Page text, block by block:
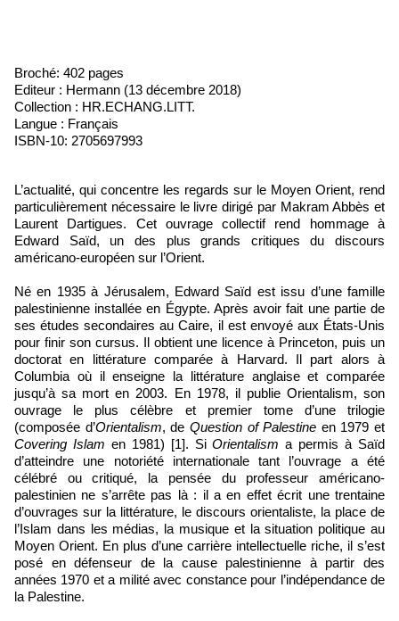
Broché: 402 pages
Editeur : Hermann (13 décembre 2018)
Collection : HR.ECHANG.LITT.
Langue : Français
ISBN-10: 2705697993
L’actualité, qui concentre les regards sur le Moyen Orient, rend
particulièrement nécessaire le livre dirigé par Makram Abbès et
Laurent Dartigues. Cet ouvrage collectif rend hommage à
Edward Saïd, un des plus grands critiques du discours
américano-européen sur l’Orient.
Né en 1935 à Jérusalem, Edward Saïd est issu d’une famille
palestinienne installée en Égypte. Après avoir fait une partie de
ses études secondaires au Caire, il est envoyé aux États-Unis
pour finir son cursus. Il obtient une licence à Princeton, puis un
doctorat en littérature comparée à Harvard. Il part alors à
Columbia où il enseigne la littérature anglaise et comparée
jusqu’à sa mort en 2003. En 1978, il publie Orientalism, son
ouvrage le plus célèbre et premier tome d’une trilogie
(composée d’Orientalism, de Question of Palestine en 1979 et
Covering Islam en 1981) [1]. SiOrientalism a permis à Saïd
d’atteindre une notoriété internationale tant l’ouvrage a été
célébré ou critiqué, la pensée du professeur américano-
palestinien ne s’arrête pas là : il a en effet écrit une trentaine
d’ouvrages sur la littérature, le discours orientaliste, la place de
l’Islam dans les médias, la musique et la situation politique au
Moyen Orient. En plus d’une carrière intellectuelle riche, il s’est
posé en défenseur de la cause palestinienne à partir des
années 1970 et a milité avec constance pour l’indépendance de
la Palestine.